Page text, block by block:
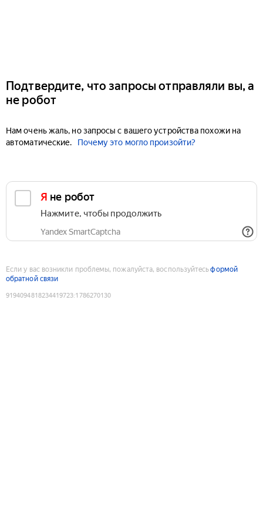
Подтвердите, что запросы отправляли вы, а
не робот
Нам очень жаль, но запросы с вашего устройства похожи на
автоматические.
Почему это могло произойти?
Я не робот
Нажмите, чтобы продолжить
Yandex SmartCaptcha
Если у вас возникли проблемы, пожалуйста, воспользуйтесьформой
обратной связи
9194094818234419723:1786270130